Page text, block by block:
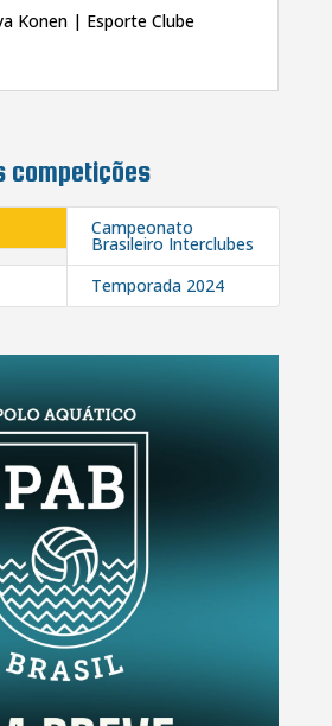
Konen | Esporte Clube
competições
Campeonato
Brasileiro Interclubes
Temporada 2024